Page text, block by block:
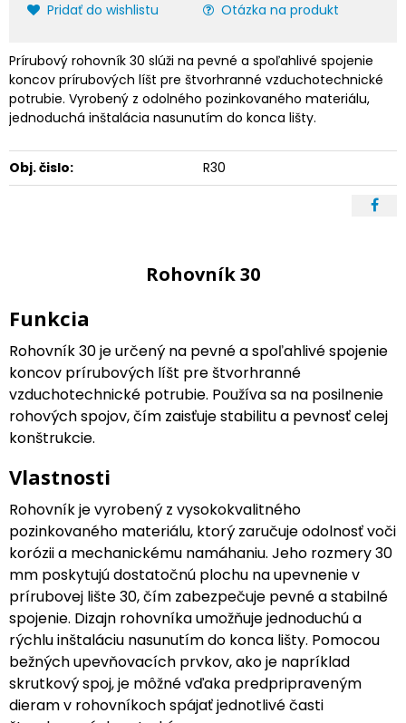
Pridať do wishlistu
Otázka na produkt
Prírubový rohovník 30 slúži na pevné a spoľahlivé spojenie
koncov prírubových líšt pre štvorhranné vzduchotechnické
potrubie. Vyrobený z odolného pozinkovaného materiálu,
jednoduchá inštalácia nasunutím do konca lišty.
Obj. čislo: R30
Rohovník 30
Funkcia
Rohovník 30 je určený na pevné a spoľahlivé spojenie
koncov prírubových líšt pre štvorhranné
vzduchotechnické potrubie. Používa sa na posilnenie
rohových spojov, čím zaisťuje stabilitu a pevnosť celej
konštrukcie.
Vlastnosti
Rohovník je vyrobený z vysokokvalitného
pozinkovaného materiálu, ktorý zaručuje odolnosť voči
korózii a mechanickému namáhaniu. Jeho rozmery 30
mm poskytujú dostatočnú plochu na upevnenie v
prírubovej lište 30, čím zabezpečuje pevné a stabilné
spojenie. Dizajn rohovníka umožňuje jednoduchú a
rýchlu inštaláciu nasunutím do konca lišty. Pomocou
bežných upevňovacích prvkov, ako je napríklad
skrutkový spoj, je môžné vďaka predpripraveným
dieram v rohovníkoch spájať jednotlivé časti